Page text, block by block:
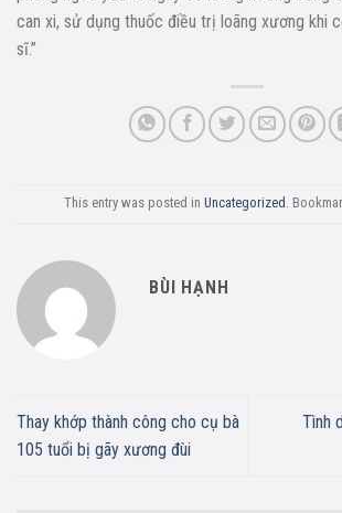
can xi, sử dụng thuốc điều trị loãng xương khi
sĩ.”
This entry was posted in Uncategorized .
BÙI HẠNH
Thay khớp thành công cho cụ bà
105 tuổi bị gãy xương đùi
Tình